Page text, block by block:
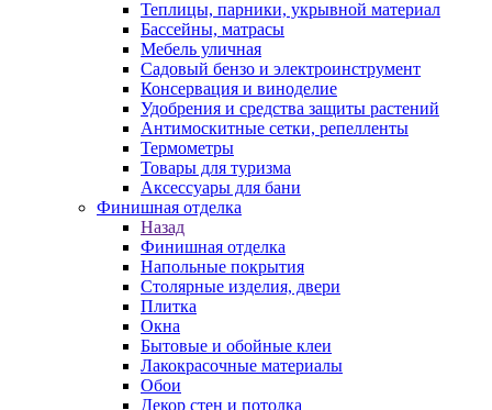
Теплицы, парники, укрывной материал
Бассейны, матрасы
Мебель уличная
Садовый бензо и электроинструмент
Консервация и виноделие
Удобрения и средства защиты растений
Антимоскитные сетки, репелленты
Термометры
Товары для туризма
Аксессуары для бани
Финишная отделка
Назад
Финишная отделка
Напольные покрытия
Столярные изделия, двери
Плитка
Окна
Бытовые и обойные клеи
Лакокрасочные материалы
Обои
Декор стен и потолка